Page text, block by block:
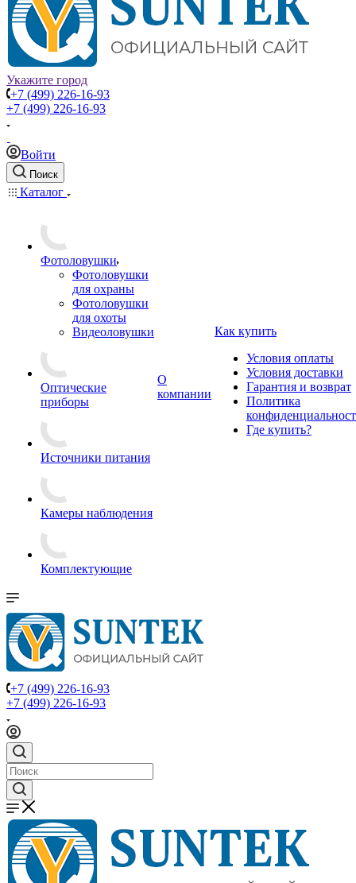
Укажите город
+7 (499) 226-16-93
+7 (499) 226-16-93
Войти
Поиск
Каталог
Фотоловушки
Фотоловушки
для охраны
Фотоловушки
для охоты
Видеоловушки
Оптические
приборы
Источники питания
Камеры наблюдения
Комплектующие
О
компании
Как купить
Условия оплаты
Условия доставки
Гарантия и возврат
Политика
Где купить?
+7 (499) 226-16-93
+7 (499) 226-16-93